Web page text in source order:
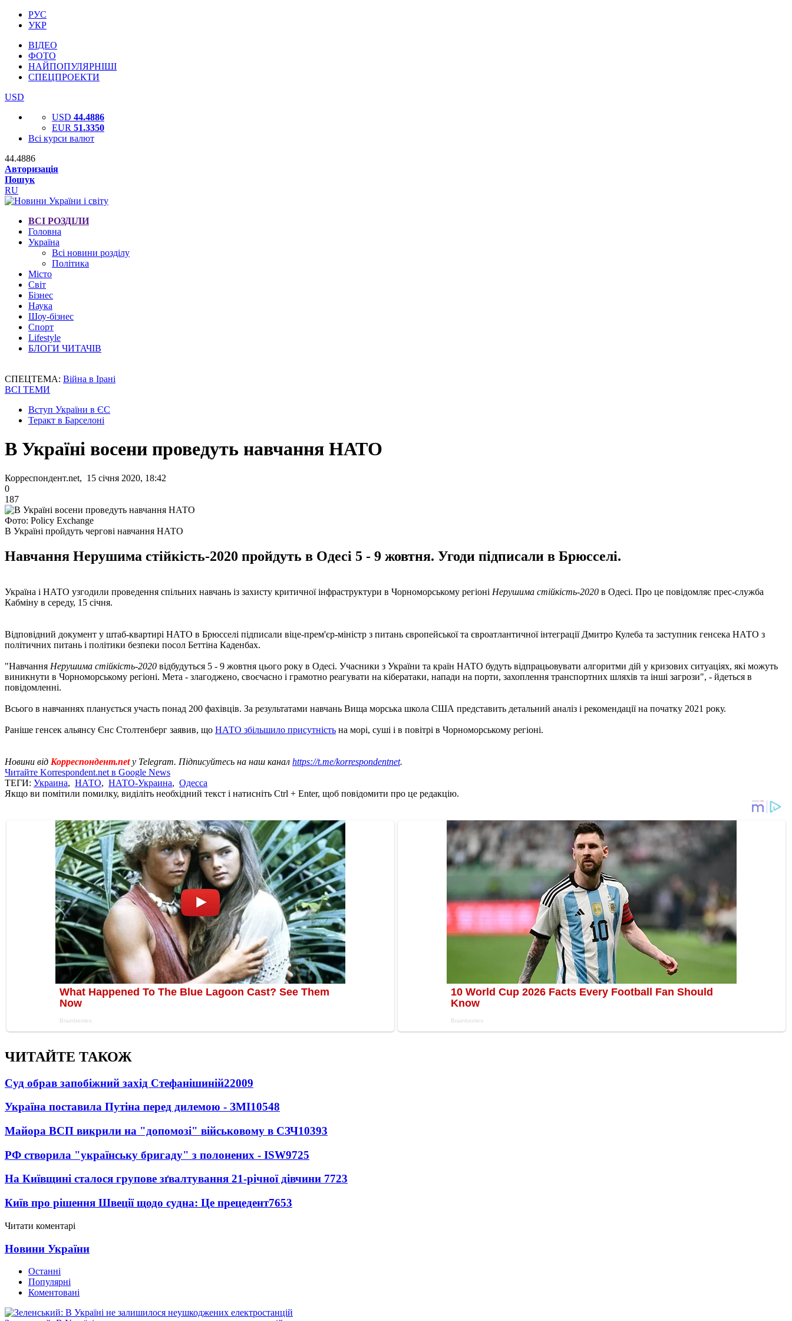
РУС
УКР
ВІДЕО
ФОТО
НАЙПОПУЛЯРНІШІ
СПЕЦПРОЕКТИ
USD
USD 44.4886
EUR 51.3350
Всі курси валют
44.4886
Авторизація
Пошук
RU
ВСІ РОЗДІЛИ
Головна
Україна
Всі новини розділу
Політика
Місто
Світ
Бізнес
Наука
Шоу-бізнес
Спорт
Lifestyle
БЛОГИ ЧИТАЧІВ
СПЕЦТЕМА: Війна в Ірані
ВСІ ТЕМИ
Вступ України в ЄС
Теракт в Барселоні
В Україні восени проведуть навчання НАТО
Корреспондент.net, 15 січня 2020, 18:42
0
187
Фото: Policy Exchange
В Україні пройдуть чергові навчання НАТО
Навчання Нерушима стійкість-2020 пройдуть в Одесі 5 - 9 жовтня. Угоди підписали в Брюсселі.
Україна і НАТО узгодили проведення спільних навчань із захисту критичної інфраструктури в Чорноморському регіоні Нерушима стійкість-2020 в Одесі. Про це повідомляє прес-служба
Кабміну в середу, 15 січня.
Відповідний документ у штаб-квартирі НАТО в Брюсселі підписали віце-прем'єр-міністр з питань європейської та євроатлантичної інтеграції Дмитро Кулеба та заступник генсека НАТО з
політичних питань і політики безпеки посол Беттіна Каденбах.
"Навчання Нерушима стійкість-2020 відбудуться 5 - 9 жовтня цього року в Одесі. Учасники з України та країн НАТО будуть відпрацьовувати алгоритми дій у кризових ситуаціях, які можуть
виникнути в Чорноморському регіоні. Мета - злагоджено, своєчасно і грамотно реагувати на кібератаки, напади на порти, захоплення транспортних шляхів та інші загрози", - йдеться в
повідомленні.
Всього в навчаннях планується участь понад 200 фахівців. За результатами навчань Вища морська школа США представить детальний аналіз і рекомендації на початку 2021 року.
Раніше генсек альянсу Єнс Столтенберг заявив, що НАТО збільшило присутність на морі, суші і в повітрі в Чорноморському регіоні.
Новини від Корреспондент.net у Telegram. Підписуйтесь на наш канал https://t.me/korrespondentnet.
Читайте Korrespondent.net в Google News
ТЕГИ: Украина, НАТО, НАТО-Украина, Одесса
Якщо ви помітили помилку, виділіть необхідний текст і натисніть Ctrl + Enter, щоб повідомити про це редакцію.
ЧИТАЙТЕ ТАКОЖ
Суд обрав запобіжний захід Стефанішиній22009
Україна поставила Путіна перед дилемою - ЗМІ10548
Майора ВСП викрили на "допомозі" військовому в СЗЧ10393
РФ створила "українську бригаду" з полонених - ISW9725
На Київщині сталося групове зґвалтування 21-річної дівчини 7723
Київ про рішення Швеції щодо судна: Це прецедент7653
Читати коментарі
Новини України
Останні
Популярні
Коментовані